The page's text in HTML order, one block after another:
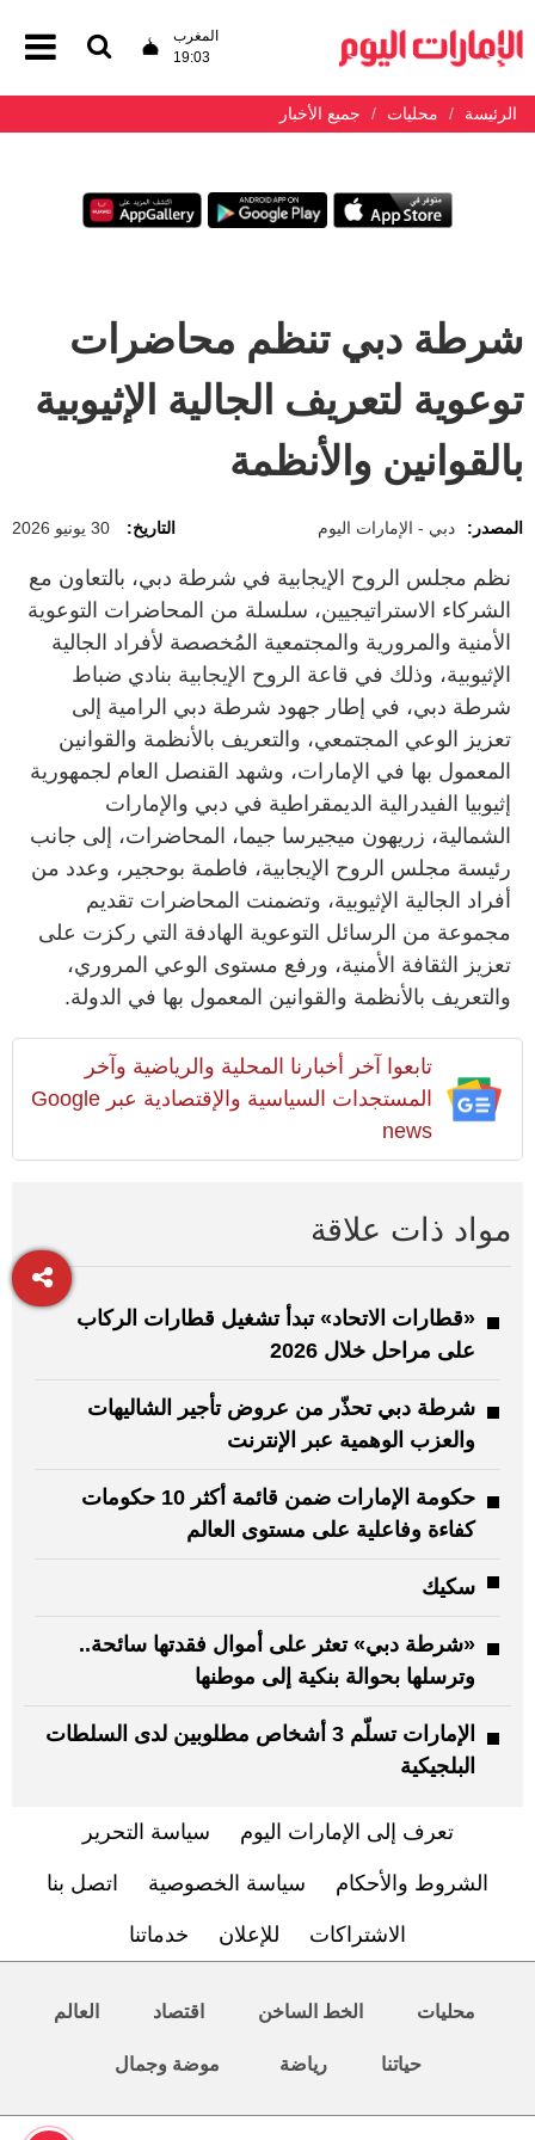
المغرب
19:03
الرئيسة محليات جميع الأخبار
شرطة دبي تنظم محاضرات
توعوية لتعريف الجالية الإثيوبية
بالقوانين والأنظمة
المصدر: دبي - الإمارات اليوم التاريخ: 30 يونيو 2026
نظم مجلس الروح الإيجابية في شرطة دبي، بالتعاون مع
الشركاء الاستراتيجيين، سلسلة من المحاضرات التوعوية
الأمنية والمرورية والمجتمعية المُخصصة لأفراد الجالية
الإثيوبية، وذلك في قاعة الروح الإيجابية بنادي ضباط
شرطة دبي، في إطار جهود شرطة دبي الرامية إلى
تعزيز الوعي المجتمعي، والتعريف بالأنظمة والقوانين
المعمول بها في الإمارات، وشهد القنصل العام لجمهورية
إثيوبيا الفيدرالية الديمقراطية في دبي والإمارات
الشمالية، زريهون ميجيرسا جيما، المحاضرات، إلى جانب
رئيسة مجلس الروح الإيجابية، فاطمة بوحجير، وعدد من
أفراد الجالية الإثيوبية، وتضمنت المحاضرات تقديم
مجموعة من الرسائل التوعوية الهادفة التي ركزت على
تعزيز الثقافة الأمنية، ورفع مستوى الوعي المروري،
والتعريف بالأنظمة والقوانين المعمول بها في الدولة.
تابعوا آخر أخبارنا المحلية والرياضية وآخر
المستجدات السياسية والإقتصادية عبر Google
news
مواد ذات علاقة
«قطارات الاتحاد» تبدأ تشغيل قطارات الركاب
على مراحل خلال 2026
شرطة دبي تحذّر من عروض تأجير الشاليهات
والعزب الوهمية عبر الإنترنت
حكومة الإمارات ضمن قائمة أكثر 10 حكومات
كفاءة وفاعلية على مستوى العالم
سكيك
«شرطة دبي» تعثر على أموال فقدتها سائحة..
وترسلها بحوالة بنكية إلى موطنها
الإمارات تسلّم 3 أشخاص مطلوبين لدى السلطات
البلجيكية
تعرف إلى الإمارات اليوم سياسة التحرير
الشروط والأحكام سياسة الخصوصية اتصل بنا
الاشتراكات للإعلان خدماتنا
محليات الخط الساخن اقتصاد العالم
حياتنا رياضة موضة وجمال